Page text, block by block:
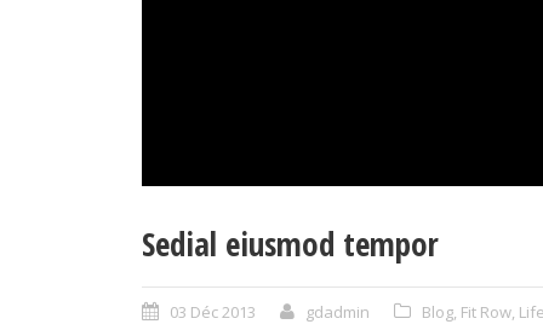
Sedial eiusmod tempor
03 Déc 2013 gdadmin Blog, Fit Row,